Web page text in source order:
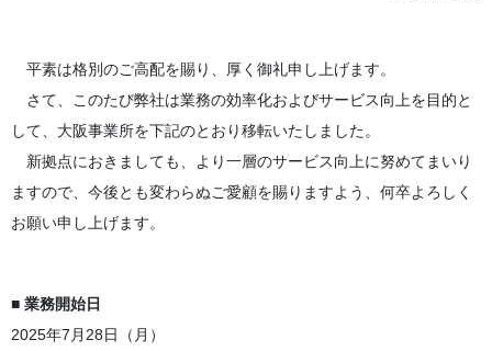
平素は格別のご高配を賜り、厚く御礼申し上げます。
さて、このたび弊社は業務の効率化およびサービス向上を目的と
して、大阪事業所を下記のとおり移転いたしました。
新拠点におきましても、より一層のサービス向上に努めてまいり
ますので、今後とも変わらぬご愛顧を賜りますよう、何卒よろしく
お願い申し上げます。
■ 業務開始日
2025年7月28日（月）